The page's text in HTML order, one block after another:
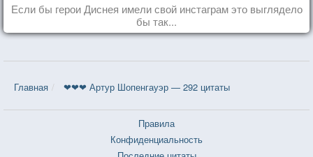
Если бы герои Диснея имели свой инстаграм это выглядело
бы так...
Главная ❤❤❤ Артур Шопенгауэр — 292 цитаты
Правила
Конфиденциальность